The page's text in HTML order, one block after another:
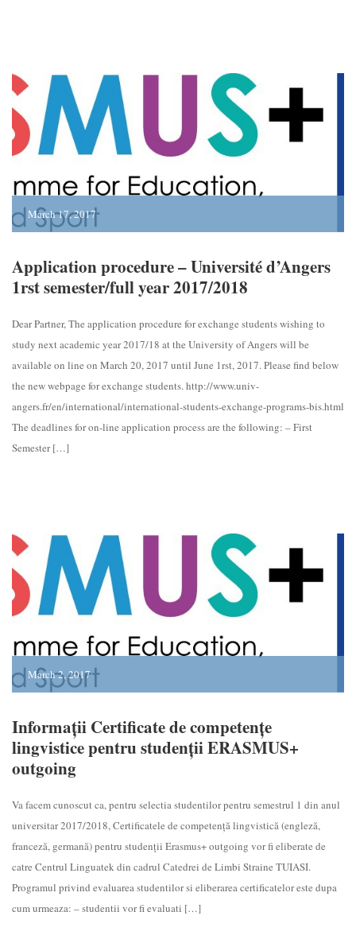
March 17, 2017
Application procedure – Université d’Angers
1rst semester/full year 2017/2018
Dear Partner, The application procedure for exchange students wishing to
study next academic year 2017/18 at the University of Angers will be
available on line on March 20, 2017 until June 1rst, 2017. Please find below
the new webpage for exchange students. http://www.univ-
angers.fr/en/international/international-students-exchange-programs-bis.html
The deadlines for on-line application process are the following: – First
Semester […]
March 2, 2017
Informații Certificate de competențe
lingvistice pentru studenții ERASMUS+
outgoing
Va facem cunoscut ca, pentru selectia studentilor pentru semestrul 1 din anul
universitar 2017/2018, Certificatele de competență lingvistică (engleză,
franceză, germană) pentru studenții Erasmus+ outgoing vor fi eliberate de
catre Centrul Linguatek din cadrul Catedrei de Limbi Straine TUIASI.
Programul privind evaluarea studentilor si eliberarea certificatelor este dupa
cum urmeaza: – studentii vor fi evaluati […]